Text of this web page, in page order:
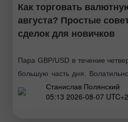
Как торговать
августа? Простые
сделок для новичков
Пара GBP/USD в течение
большую часть дня.
40 пунктов, что для фунта
мизерным значением и
Станислав Полянский
05:13 2026-08-07 UTC+2